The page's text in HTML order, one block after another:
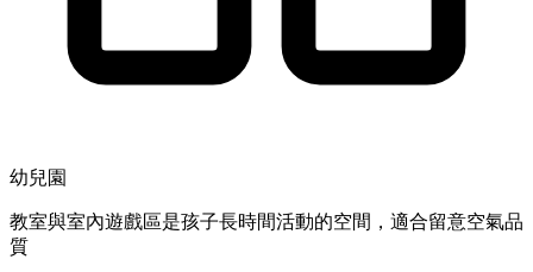
幼兒園
教室與室內遊戲區是孩子長時間活動的空間，適合留意空氣品
質